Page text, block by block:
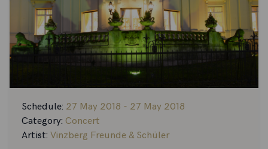
Schedule: 27 May 2018 - 27 May 2018
Category: Concert
Artist: Vinzberg Freunde & Schüler